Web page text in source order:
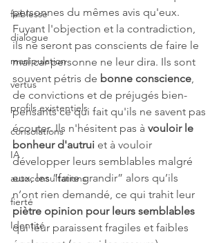
faiblesse
dialogue
manipulation
vertus
profils existentiels
consolations
IA
autoconsultations
fierté
Identité
personnes du mêmes avis qu'eux.
Fuyant l'objection et la contradiction,
ils ne seront pas conscients de faire le
mal car personne ne leur dira. Ils sont
souvent pétris de bonne conscience,
de convictions et de préjugés bien-
pensants ce qui fait qu'ils ne savent pas
écouter. Ils n'hésitent pas à vouloir le
bonheur d'autrui et à vouloir
développer leurs semblables malgré
eux, les “faire grandir” alors qu’ils
n’ont rien demandé, ce qui trahit leur
piètre opinion pour leurs semblables
qui leur paraissent fragiles et faibles